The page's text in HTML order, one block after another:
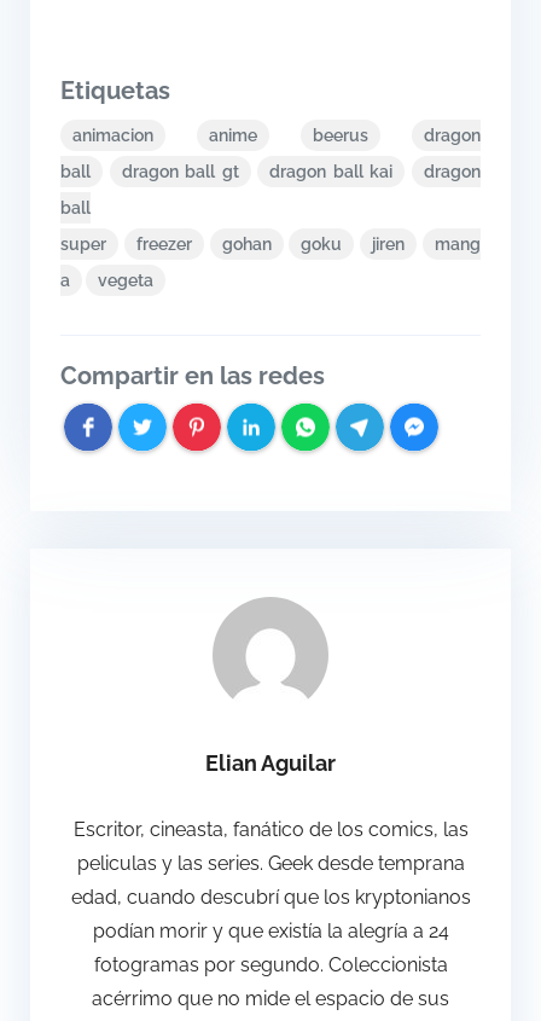
Etiquetas
animacion anime beerus
dragon
ball
dragon ball gt dragon ball kai
dragon
ball
super
freezer gohan goku jiren
mang
a
vegeta
Compartir en las redes
Elian Aguilar
Escritor, cineasta, fanático de los comics, las
peliculas y las series. Geek desde temprana
edad, cuando descubrí que los kryptonianos
podían morir y que existía la alegría a 24
fotogramas por segundo. Coleccionista
acérrimo que no mide el espacio de sus